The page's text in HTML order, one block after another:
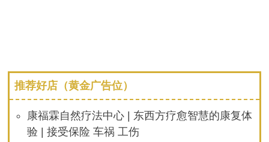
推荐好店（黄金广告位）
康福霖自然疗法中心 | 东西方疗愈智慧的康复体
验 | 接受保险 车祸 工伤